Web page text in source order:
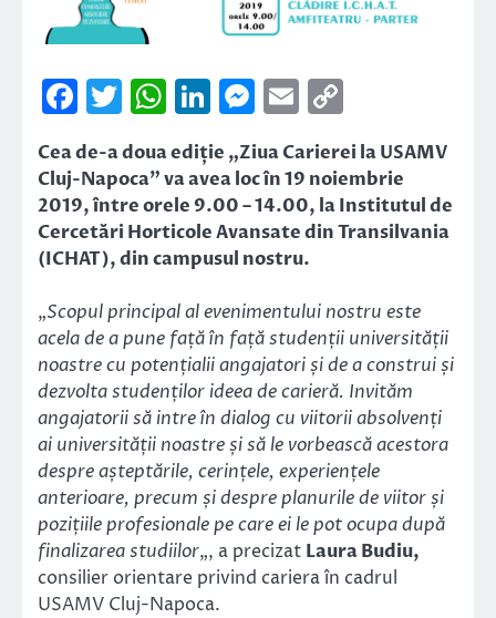
Facebook
Twitter
WhatsApp
LinkedIn
Messenger
Email
Link
Cea de-a doua ediție „Ziua Carierei la USAMV
Cluj-Napoca” va avea loc în 19 noiembrie
2019, între orele 9.00 – 14.00, la Institutul de
Cercetări Horticole Avansate din Transilvania
(ICHAT), din campusul nostru.
„Scopul principal al evenimentului nostru este
acela de a pune față în față studenții universității
noastre cu potențialii angajatori și de a construi și
dezvolta studenților ideea de carieră. Invităm
angajatorii să intre în dialog cu viitorii absolvenți
ai universității noastre și să le vorbească acestora
despre așteptările, cerințele, experiențele
anterioare, precum și despre planurile de viitor și
pozițiile profesionale pe care ei le pot ocupa după
finalizarea studiilor„, a precizat Laura Budiu,
consilier orientare privind cariera în cadrul
USAMV Cluj-Napoca.